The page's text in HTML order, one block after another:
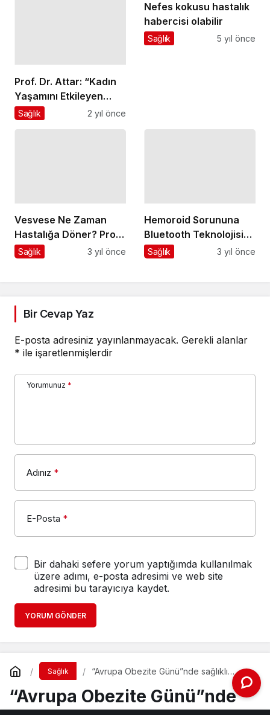
Prof. Dr. Attar: “Kadın
Yaşamını Etkileyen
Hastalıklarla Mücadele
Sağlık 2 yıl önce
Nefes kokusu hastalık
habercisi olabilir
Sağlık 5 yıl önce
Vesvese Ne Zaman
Hastalığa Döner? Prof.
Dr. Nevzat Tarhan:
Sağlık 3 yıl önce
Hemoroid Sorununa
Bluetooth Teknolojisi
İle Çözüm
Sağlık 3 yıl önce
Bir Cevap Yaz
E-posta adresiniz yayınlanmayacak. Gerekli alanlar
* ile işaretlenmişlerdir
Yorumunuz *
Adınız *
E-Posta *
Bir dahaki sefere yorum yaptığımda kullanılmak
üzere adımı, e-posta adresimi ve web site
adresimi bu tarayıcıya kaydet.
YORUM GÖNDER
Sağlık
“Avrupa Obezite Günü”nde sağlıklı
“Avrupa Obezite Günü”nde